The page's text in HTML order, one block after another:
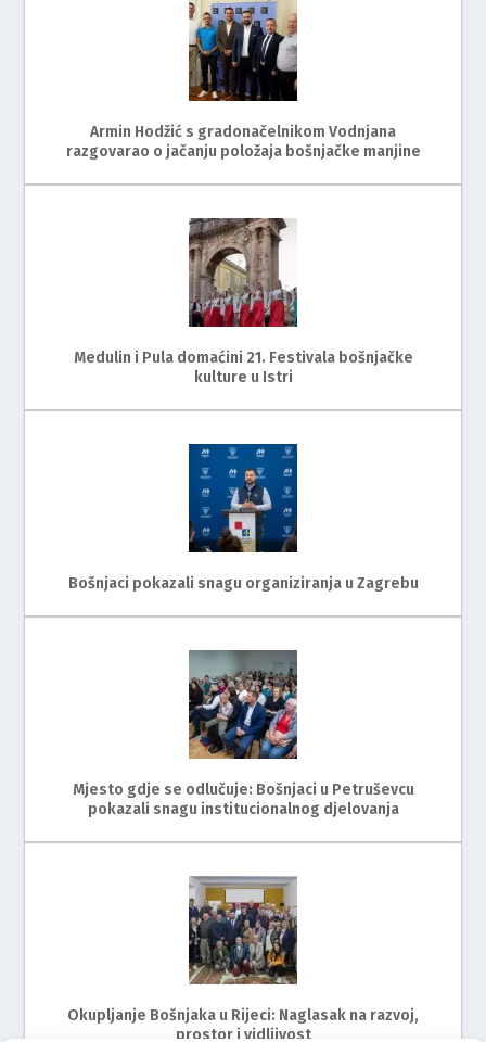
Armin Hodžić s gradonačelnikom Vodnjana
razgovarao o jačanju položaja bošnjačke manjine
Medulin i Pula domaćini 21. Festivala bošnjačke
kulture u Istri
Bošnjaci pokazali snagu organiziranja u Zagrebu
Mjesto gdje se odlučuje: Bošnjaci u Petruševcu
pokazali snagu institucionalnog djelovanja
Okupljanje Bošnjaka u Rijeci: Naglasak na razvoj,
prostor i vidljivost